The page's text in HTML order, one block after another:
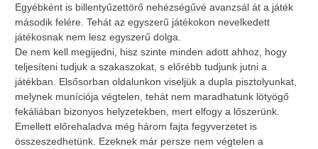
Egyébként is billentyűzettörő nehézségűvé avanzsál át a játék
második felére. Tehát az egyszerű játékokon nevelkedett
játékosnak nem lesz egyszerű dolga.
De nem kell megijedni, hisz szinte minden adott ahhoz, hogy
teljesíteni tudjuk a szakaszokat, s előrébb tudjunk jutni a
játékban. Elsősorban oldalunkon viseljük a dupla pisztolyunkat,
melynek muníciója végtelen, tehát nem maradhatunk lötyögő
fekáliában bizonyos helyzetekben, mert elfogy a lőszerünk.
Emellett előrehaladva még három fajta fegyverzetet is
összeszedhetünk. Ezeknek már persze nem végtelen a